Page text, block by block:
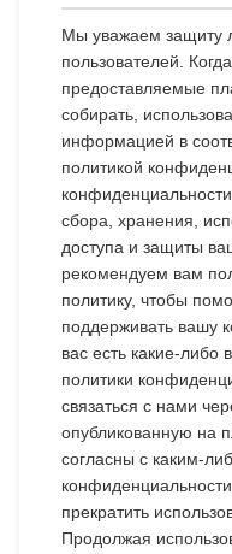
Мы уважаем защиту
пользователей.
предоставляемые
собирать,
информацией в
политикой
сбора, хранения,
доступа и защиты
рекомендуем вам
политику, чтобы
поддерживать вашу
вас есть какие-либо
политики
связаться с нами
опубликованную на
согласны с каким-
прекратить
Продолжая